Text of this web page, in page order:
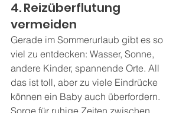
4. Reizüberflutung
vermeiden
Gerade im Sommerurlaub gibt es so
viel zu entdecken: Wasser, Sonne,
andere Kinder, spannende Orte. All
das ist toll, aber zu viele Eindrücke
können ein Baby auch überfordern.
Sorge für ruhige Zeiten zwischen